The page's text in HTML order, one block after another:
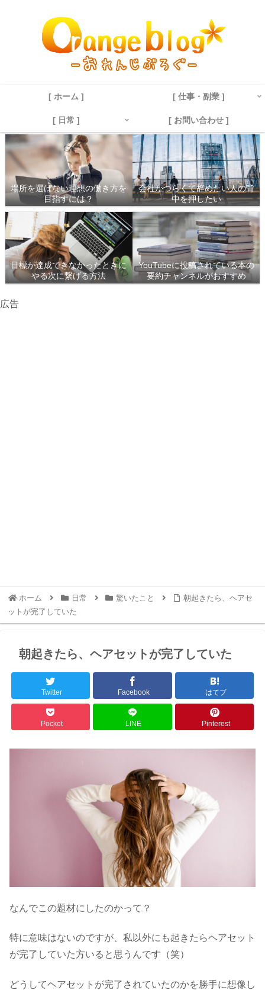
[ ホーム ] [ 仕事・副業 ]
[ 日常 ] [ お問い合わせ ]
場所を選ばない理想の働き方を
目指すには？
会社がつらくて辞めたい人の背
中を押したい
目標が達成できなかったときに
やる次に繋げる方法
YouTubeに投稿されている本の
要約チャンネルがおすすめ
広告
ホーム 日常 驚いたこと
朝起きたら、ヘアセ
ットが完了していた
朝起きたら、ヘアセットが完了していた
Twitter Facebook はてブ
Pocket LINE Pinterest
なんでこの題材にしたのかって？
特に意味はないのですが、私以外にも起きたらヘアセット
が完了していた方いると思うんです（笑）
どうしてヘアセットが完了されていたのかを勝手に想像し